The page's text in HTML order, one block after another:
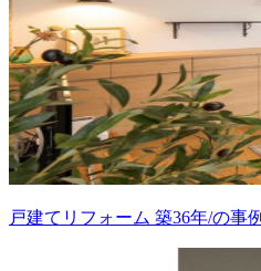
戸建てリフォーム 築36年/の事